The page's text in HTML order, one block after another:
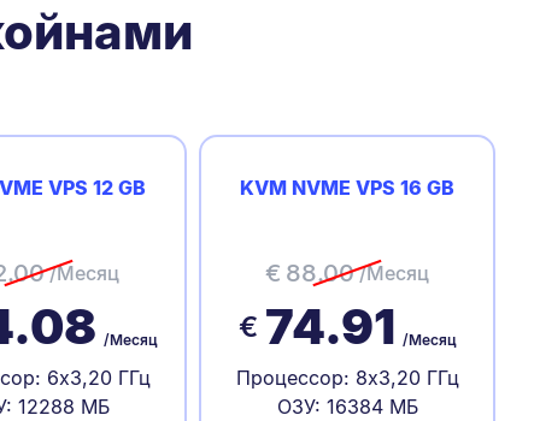
VPS 12 GB
/Месяц
/Месяц
6x3,20 ГГц
12288 МБ
KVM NVME VPS 16 GB
€ 88.00 /Месяц
€ 74.91 /Месяц
Процессор: 8x3,20 ГГц
ОЗУ: 16384 МБ